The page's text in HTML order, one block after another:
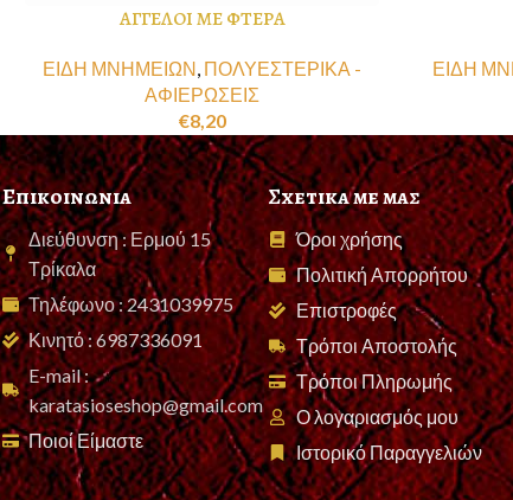
ΑΓΓΕΛΟΙ ΜΕ ΦΤΕΡΑ
ΕΙΔΗ ΜΝΗΜΕΙΩΝ, ΠΟΛΥΕΣΤΕΡΙΚΑ -
ΑΦΙΕΡΩΣΕΙΣ
€8,20
ΕΙΔΗ
Επικοινωνια
Διεύθυνση : Ερμού 15
Τρίκαλα
Τηλέφωνο : 2431039975
Κινητό : 6987336091
E-mail :
karatasioseshop@gmail.com
Ποιοί Είμαστε
Σχετικα με μας
Όροι χρήσης
Πολιτική Απορρήτου
Επιστροφές
Τρόποι Αποστολής
Τρόποι Πληρωμής
Ο λογαριασμός μου
Ιστορικό Παραγγελιών